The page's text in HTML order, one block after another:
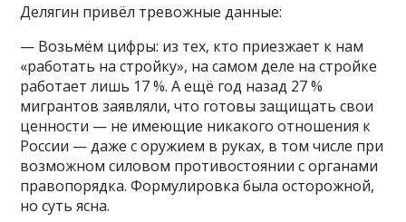
Делягин привёл тревожные данные:
— Возьмём цифры: из тех, кто приезжает к нам
«работать на стройку», на самом деле на стройке
работает лишь 17 %. А ещё год назад 27 %
мигрантов заявляли, что готовы защищать свои
ценности — не имеющие никакого отношения к
России — даже с оружием в руках, в том числе при
возможном силовом противостоянии с органами
правопорядка. Формулировка была осторожной,
но суть ясна.